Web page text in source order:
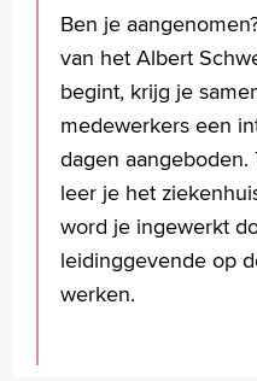
Ben je
van het Albert
begint, krijg je
medewerkers een
dagen
leer je het
word je ingewerkt
leidinggevende op
werken.